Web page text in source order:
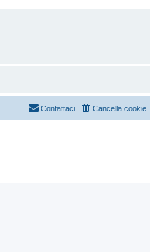
Cancella cookie
Contattaci